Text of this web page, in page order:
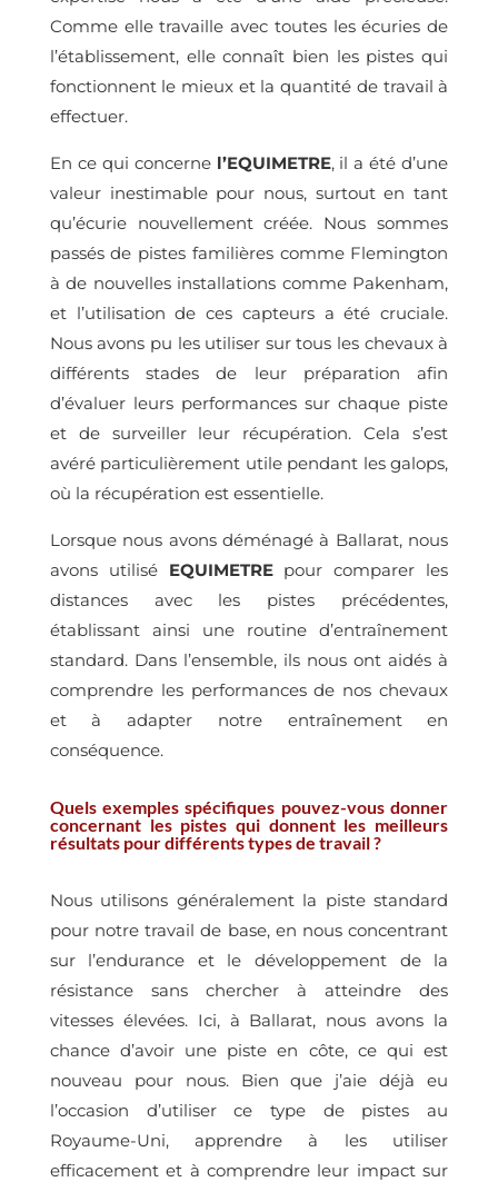
Comme elle travaille avec toutes les écuries de
l’établissement, elle connaît bien les pistes qui
fonctionnent le mieux et la quantité de travail à
effectuer.
En ce qui concerne l’EQUIMETRE, il a été d’une
valeur inestimable pour nous, surtout en tant
qu’écurie nouvellement créée. Nous sommes
passés de pistes familières comme Flemington
à de nouvelles installations comme Pakenham,
et l’utilisation de ces capteurs a été cruciale.
Nous avons pu les utiliser sur tous les chevaux à
différents stades de leur préparation afin
d’évaluer leurs performances sur chaque piste
et de surveiller leur récupération. Cela s’est
avéré particulièrement utile pendant les galops,
où la récupération est essentielle.
Lorsque nous avons déménagé à Ballarat, nous
avons utilisé EQUIMETREpour comparer les
distances avec les pistes précédentes,
établissant ainsi une routine d’entraînement
standard. Dans l’ensemble, ils nous ont aidés à
comprendre les performances de nos chevaux
et à adapter notre entraînement en
conséquence.
Quels exemples spécifiques pouvez-vous donner
concernant les pistes qui donnent les meilleurs
résultats pour différents types de travail ?
Nous utilisons généralement la piste standard
pour notre travail de base, en nous concentrant
sur l’endurance et le développement de la
résistance sans chercher à atteindre des
vitesses élevées. Ici, à Ballarat, nous avons la
chance d’avoir une piste en côte, ce qui est
nouveau pour nous. Bien que j’aie déjà eu
l’occasion d’utiliser ce type de pistes au
Royaume-Uni, apprendre à les utiliser
efficacement et à comprendre leur impact sur